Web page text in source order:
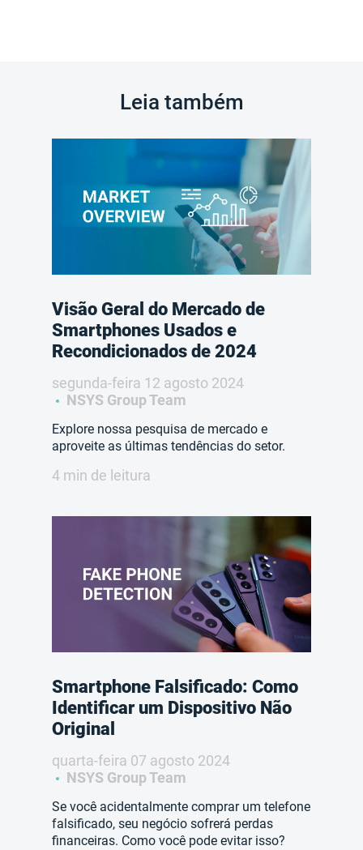
Leia também
Visão Geral do Mercado de
Smartphones Usados e
Recondicionados de 2024
segunda-feira 12 agosto 2024
NSYS Group Team
Explore nossa pesquisa de mercado e
aproveite as últimas tendências do setor.
4 min de leitura
Smartphone Falsificado: Como
Identificar um Dispositivo Não
Original
quarta-feira 07 agosto 2024
NSYS Group Team
Se você acidentalmente comprar um telefone
falsificado, seu negócio sofrerá perdas
financeiras. Como você pode evitar isso?